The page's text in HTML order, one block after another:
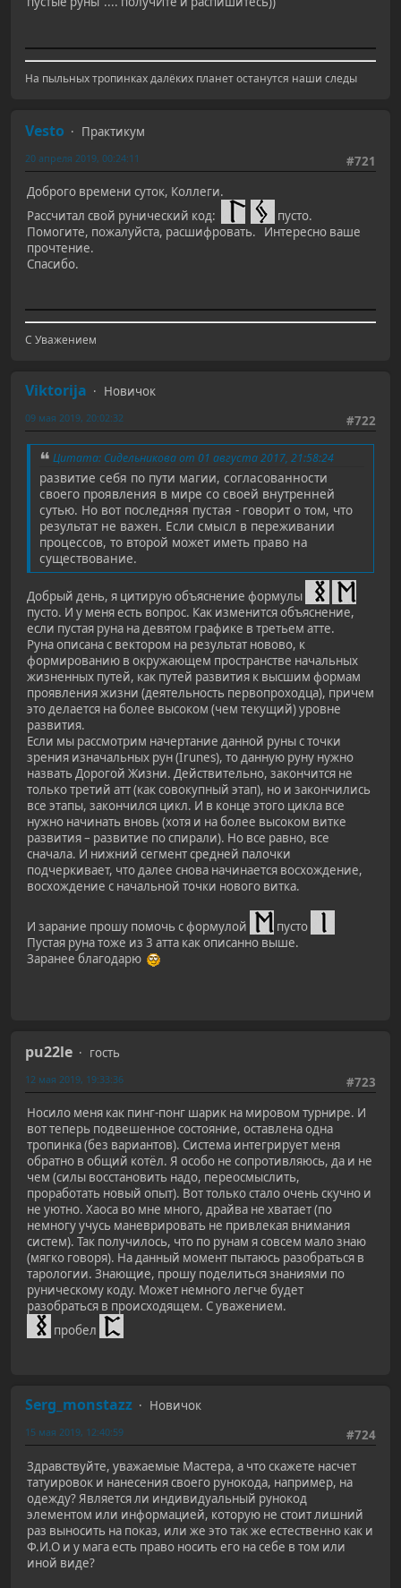
На пыльных тропинках далёких планет останутся наши следы
Vesto
Практикум
#721
20 апреля 2019, 00:24:11
Доброго времени суток, Коллеги.
Рассчитал свой рунический код:
пусто.
Помогите, пожалуйста, расшифровать. Интересно ваше
прочтение.
Спасибо.
С Уважением
Viktorija
Новичок
#722
09 мая 2019, 20:02:32
Цитата: Сидельникова от 01 августа 2017, 21:58:24
развитие себя по пути магии, согласованности
своего проявления в мире со своей внутренней
сутью. Но вот последняя пустая - говорит о том, что
результат не важен. Если смысл в переживании
процессов, то второй может иметь право на
существование.
Добрый день, я цитирую объяснение формулы
пусто. И у меня есть вопрос. Как изменится объяснение,
если пустая руна на девятом графике в третьем атте.
Руна описана с вектором на результат новово, к
формированию в окружающем пространстве начальных
жизненных путей, как путей развития к высшим формам
проявления жизни (деятельность первопроходца), причем
это делается на более высоком (чем текущий) уровне
развития.
Если мы рассмотрим начертание данной руны с точки
зрения изначальных рун (Irunes), то данную руну нужно
назвать Дорогой Жизни. Действительно, закончится не
только третий атт (как совокупный этап), но и закончились
все этапы, закончился цикл. И в конце этого цикла все
нужно начинать вновь (хотя и на более высоком витке
развития – развитие по спирали). Но все равно, все
сначала. И нижний сегмент средней палочки
подчеркивает, что далее снова начинается восхождение,
восхождение с начальной точки нового витка.
И зарание прошу помочь с формулой
пусто
Пустая руна тоже из 3 атта как описанно выше.
Заранее благодарю
pu22le
гость
#723
12 мая 2019, 19:33:36
Носило меня как пинг-понг шарик на мировом турнире. И
вот теперь подвешенное состояние, оставлена одна
тропинка (без вариантов). Система интегрирует меня
обратно в общий котёл. Я особо не сопротивляюсь, да и не
чем (силы восстановить надо, переосмыслить,
проработать новый опыт). Вот только стало очень скучно и
не уютно. Хаоса во мне много, драйва не хватает (по
немногу учусь маневрировать не привлекая внимания
систем). Так получилось, что по рунам я совсем мало знаю
(мягко говоря). На данный момент пытаюсь разобраться в
тарологии. Знающие, прошу поделиться знаниями по
руническому коду. Может немного легче будет
разобраться в происходящем. С уважением.
пробел
Serg_monstazz
Новичок
#724
15 мая 2019, 12:40:59
Здравствуйте, уважаемые Мастера, а что скажете насчет
татуировок и нанесения своего рунокода, например, на
одежду? Является ли индивидуальный рунокод
элементом или информацией, которую не стоит лишний
раз выносить на показ, или же это так же естественно как и
Ф.И.О и у мага есть право носить его на себе в том или
иной виде?